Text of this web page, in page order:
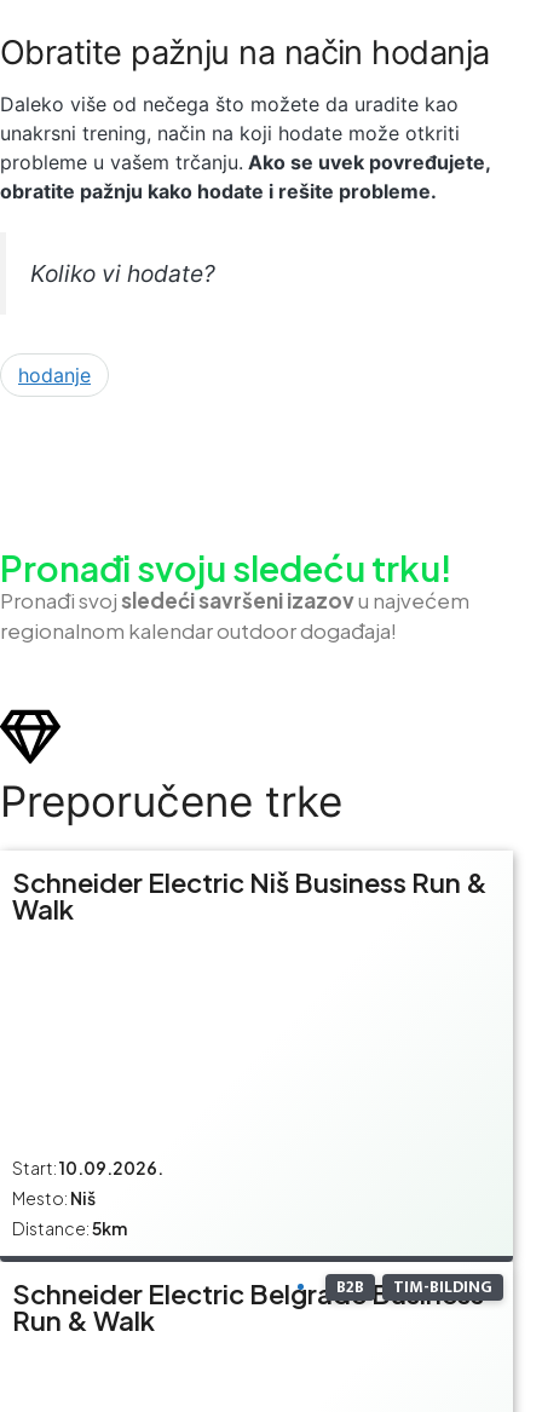
Obratite pažnju na način hodanja
Daleko više od nečega što možete da uradite kao
unakrsni trening, način na koji hodate može otkriti
probleme u vašem trčanju. Ako se uvek povređujete,
obratite pažnju kako hodate i rešite probleme.
Koliko vi hodate?
hodanje
Pronađi svoju sledeću trku!
Pronađi svojsledeći savršeni izazovu najvećem
regionalnom kalendar outdoor događaja!
Preporučene trke
Schneider Electric Niš Business Run &
Walk
Start:10.09.2026.
Mesto: Niš
Distance:5km
B2B TIM-BILDING
Schneider Electric Belgrade Business
Run & Walk